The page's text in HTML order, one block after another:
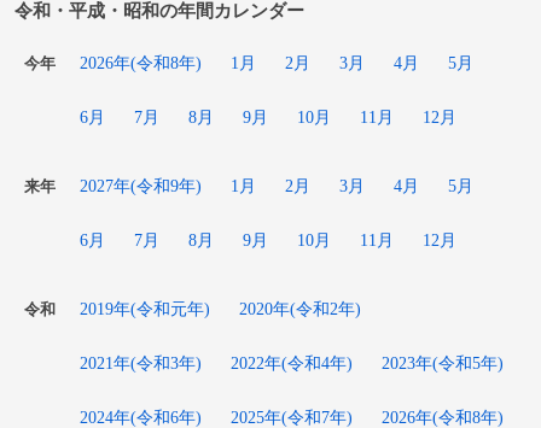
令和・平成・昭和の年間カレンダー
今年 2026年(令和8年) 1月 2月 3月 4月 5月
6月 7月 8月 9月 10月 11月 12月
来年 2027年(令和9年) 1月 2月 3月 4月 5月
6月 7月 8月 9月 10月 11月 12月
令和 2019年(令和元年) 2020年(令和2年)
2021年(令和3年) 2022年(令和4年) 2023年(令和5年)
2024年(令和6年) 2025年(令和7年) 2026年(令和8年)